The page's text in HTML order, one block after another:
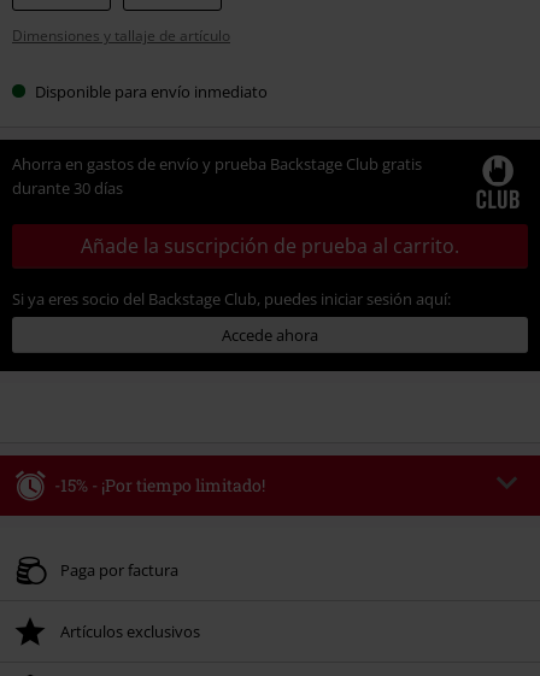
Dimensiones y tallaje de artículo
Disponible para envío inmediato
Ahorra en gastos de envío y prueba Backstage Club gratis
durante 30 días
Añade la suscripción de prueba al carrito.
Si ya eres socio del Backstage Club, puedes iniciar sesión aquí:
Accede ahora
-15% - ¡Por tiempo limitado!
Válido hasta 8/9/26
Tras introducir el código, el descuento se deducirá automáticamente al final
Paga por factura
Artículos exclusivos